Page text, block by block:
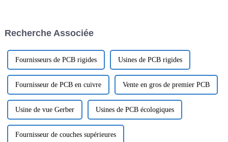
l'efficacité de transmission de
électronique.
Recherche Associée
Fournisseurs de PCB rigides Usines de PCB rigides
Fournisseur de PCB en cuivre Vente en gros de premier PCB
Usine de vue Gerber Usines de PCB écologiques
Fournisseur de couches supérieures